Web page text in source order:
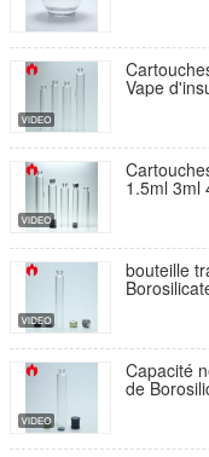
Vape
1.5ml 3ml
bouteille
Capacité
de